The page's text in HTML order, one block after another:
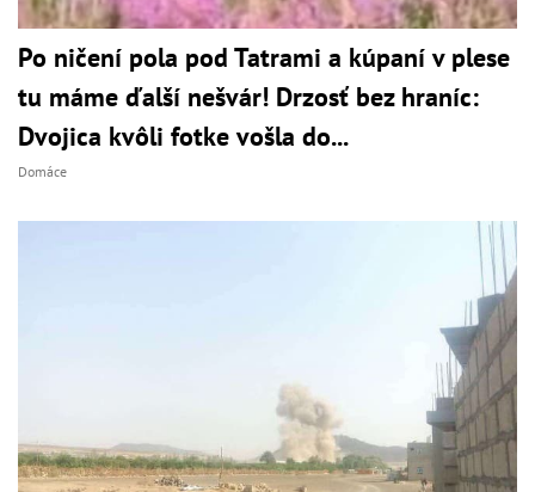
Po ničení pola pod Tatrami a kúpaní v plese
tu máme ďalší nešvár! Drzosť bez hraníc:
Dvojica kvôli fotke vošla do...
Domáce